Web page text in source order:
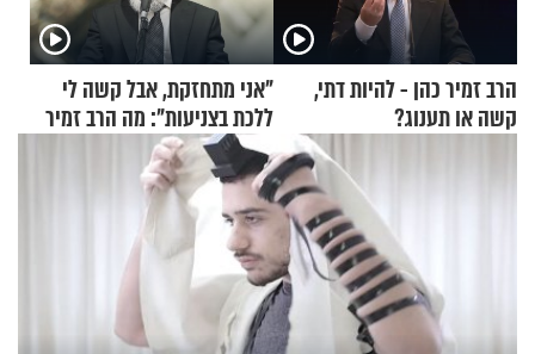
הרב זמיר כהן - להיות דתי,
קשה או תענוג?
"אני מתחזקת, אבל קשה לי
ללכת בצניעות": מה הרב זמיר
כהן המליץ לה לעשות?